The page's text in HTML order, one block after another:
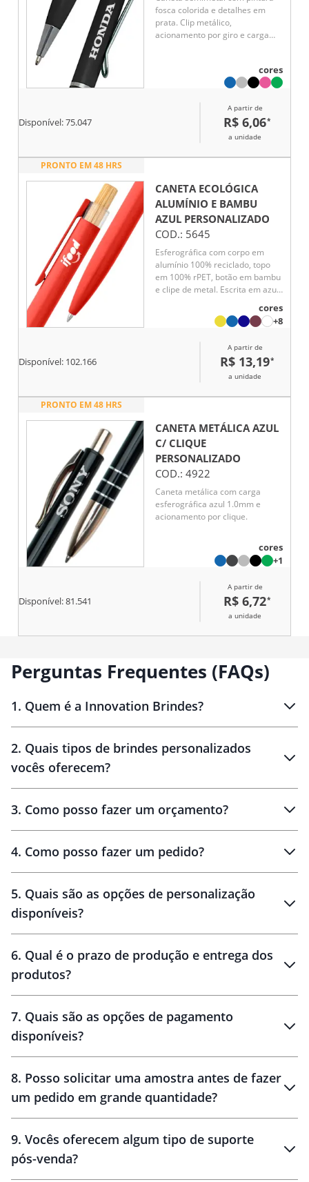
fosca colorida e detalhes em
prata. Clip metálico,
acionamento por giro e carga
cores
Disponível:75.047
A partir de
R$ 6,06*
a unidade
PRONTO EM 48 HRS
CANETA ECOLÓGICA
ALUMÍNIO E BAMBU
AZUL PERSONALIZADO
COD.: 5645
Esferográfica com corpo em
alumínio 100% reciclado, topo
em 100% rPET, botão em bambu
e clipe de metal. Escrita em azul.
nos materiais naturais pode
variar entre produtos. ø10 x 140
cores
+8
Disponível: 102.166
A partir de
R$ 13,19*
a unidade
PRONTO EM 48 HRS
CANETA METÁLICA AZUL
C/ CLIQUE
PERSONALIZADO
COD.: 4922
Caneta metálica com carga
esferográfica azul 1.0mm e
acionamento por clique.
cores
+1
Disponível:81.541
A partir de
R$ 6,72*
a unidade
Perguntas Frequentes (FAQs)
1. Quem é a Innovation Brindes?
Brindes personalizados
2. Quais tipos de brindes personalizados
vocês oferecem?
personalizados
3. Como posso fazer um orçamento?
brinde
personalização
4. Como posso fazer um pedido?
amostra virtual
5. Quais são as opções de personalização
disponíveis?
6. Qual é o prazo de produção e entrega dos
produtos?
10 dias
brinde
48 horas
7. Quais são as opções de pagamento
disponíveis?
8. Posso solicitar uma amostra antes de fazer
um pedido em grande quantidade?
9. Vocês oferecem algum tipo de suporte
pós-venda?